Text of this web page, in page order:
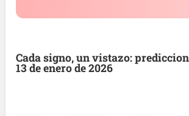
Cada signo, un vistazo:
13 de enero de 2026